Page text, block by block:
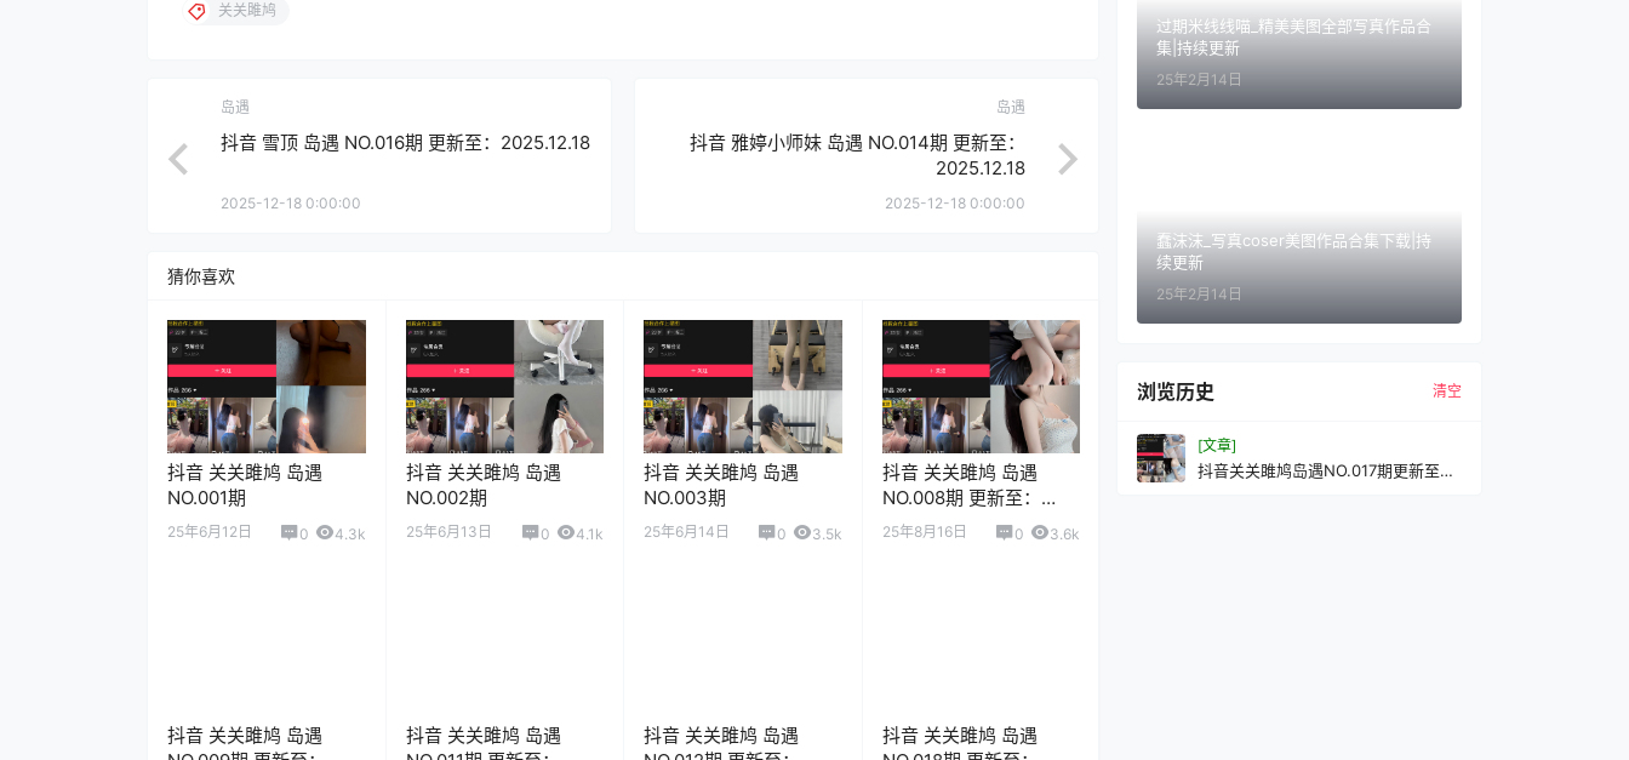
关关雎鸠
岛遇
抖音 雪顶 岛遇 NO.016期 更新至：2025.12.18
2025-12-18 0:00:00
岛遇
抖音 雅婷小师妹 岛遇 NO.014期 更新至：
2025.12.18
2025-12-18 0:00:00
猜你喜欢
抖音 关关雎鸠 岛遇
NO.001期
25年6月12日 0 4.3k
抖音 关关雎鸠 岛遇
NO.002期
25年6月13日 0 4.1k
抖音 关关雎鸠 岛遇
NO.003期
25年6月14日 0 3.5k
抖音 关关雎鸠 岛遇
NO.008期 更新至：
2025.8.16
25年8月16日 0 3.6k
抖音 关关雎鸠 岛遇
抖音 关关雎鸠 岛遇
抖音 关关雎鸠 岛遇
抖音 关关雎鸠 岛遇
过期米线线喵_精美美图全部写真作品合
集|持续更新
25年2月14日
蠢沫沫_写真coser美图作品合集下载|持
续更新
25年2月14日
浏览历史 清空
[文章]
抖音关关雎鸠岛遇NO.017期更新至：